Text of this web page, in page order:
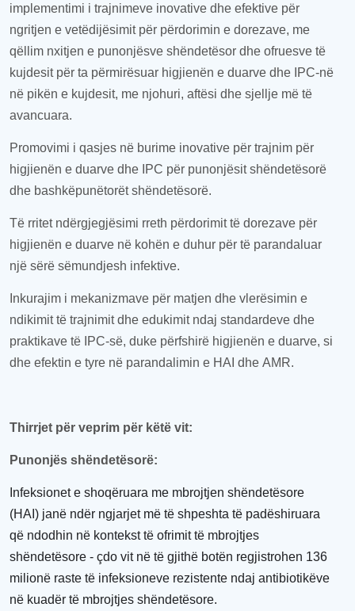
implementimi i trajnimeve inovative dhe efektive për
ngritjen e vetëdijësimit për përdorimin e dorezave, me
qëllim nxitjen e punonjësve shëndetësor dhe ofruesve të
kujdesit për ta përmirësuar higjienën e duarve dhe IPC-në
në pikën e kujdesit, me njohuri, aftësi dhe sjellje më të
avancuara.
Promovimi i qasjes në burime inovative për trajnim për
higjienën e duarve dhe IPC për punonjësit shëndetësorë
dhe bashkëpunëtorët shëndetësorë.
Të rritetndërgjegjësimi rreth përdorimit të dorezave për
higjienën e duarve në kohën e duhur për të parandaluar
një sërë sëmundjesh infektive.
Inkurajim i mekanizmave për matjen dhe vlerësimin e
ndikimit të trajnimit dhe edukimit ndaj standardeve dhe
praktikave të IPC-së, duke përfshirë higjienën e duarve, si
dhe efektin e tyre në parandalimin e HAI dhe AMR.
Thirrjet për veprim për këtë vit:
Punonjës shëndetësorë:
Infeksionet e shoqëruara me mbrojtjen shëndetësore
(HAI) janë ndër ngjarjet më të shpeshta të padëshiruara
që ndodhin në kontekst të ofrimit të mbrojtjes
shëndetësore - çdo vit në të gjithë botën regjistrohen 136
milionë raste të infeksioneve rezistente ndaj antibiotikëve
në kuadër të mbrojtjes shëndetësore.